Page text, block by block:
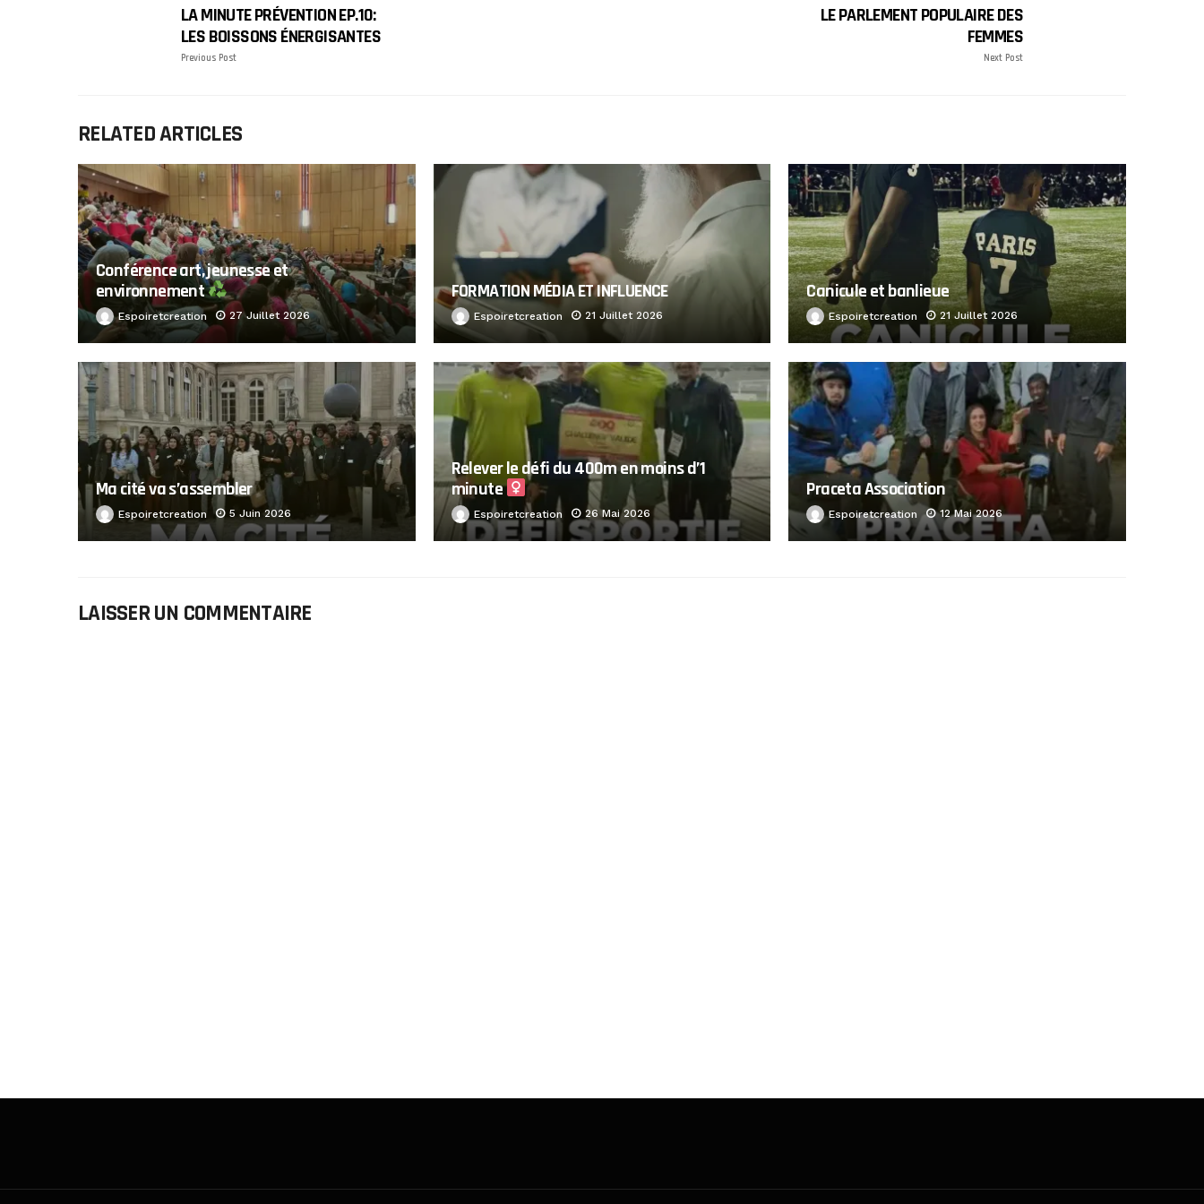
LA MINUTE PRÉVENTION EP.10:
LES BOISSONS ÉNERGISANTES
Previous Post
LE PARLEMENT POPULAIRE DES
FEMMES
Next Post
RELATED ARTICLES
Conférence art, jeunesse et
environnement
Espoiretcreation 27 Juillet 2026
FORMATION MÉDIA ET INFLUENCE
Espoiretcreation 21 Juillet 2026
Canicule et banlieue
Espoiretcreation 21 Juillet 2026
Ma cité va s’assembler
Espoiretcreation 5 Juin 2026
Relever le défi du 400m en moins d’1
minute ‍
Espoiretcreation 26 Mai 2026
Praceta Association
Espoiretcreation 12 Mai 2026
LAISSER UN COMMENTAIRE